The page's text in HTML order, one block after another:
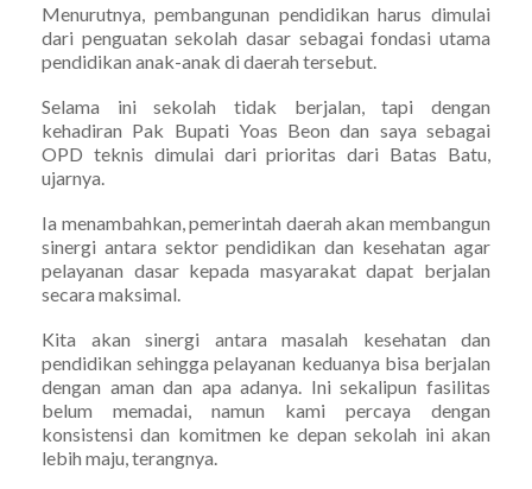
Menurutnya, pembangunan pendidikan harus dimulai
dari penguatan sekolah dasar sebagai fondasi utama
pendidikan anak-anak di daerah tersebut.
Selama ini sekolah tidak berjalan, tapi dengan
kehadiran Pak Bupati Yoas Beon dan saya sebagai
OPD teknis dimulai dari prioritas dari Batas Batu,
ujarnya.
Ia menambahkan, pemerintah daerah akan membangun
sinergi antara sektor pendidikan dan kesehatan agar
pelayanan dasar kepada masyarakat dapat berjalan
secara maksimal.
Kita akan sinergi antara masalah kesehatan dan
pendidikan sehingga pelayanan keduanya bisa berjalan
dengan aman dan apa adanya. Ini sekalipun fasilitas
belum memadai, namun kami percaya dengan
konsistensi dan komitmen ke depan sekolah ini akan
lebih maju, terangnya.